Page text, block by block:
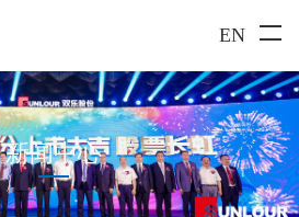
EN
新闻中心